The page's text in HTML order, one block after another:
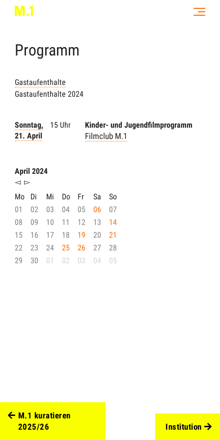
Programm
Gastaufenthalte
Gastaufenthalte 2024
Sonntag,
21. April
15 Uhr Kinder- und Jugendfilmprogramm
Filmclub M.1
April 2024
◅ ▻
Mo
Di Mi Do Fr Sa
So
01
02 03 04 05 06
07
08
09 10 11 12 13
14
15
16 17 18 19 20
21
22
23 24 25 26 27
28
29
30 01 02 03 04 05
M.1 kuratieren
2025/26
Institution